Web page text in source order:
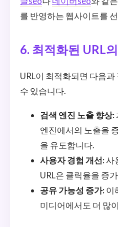
를 반영하는 웹사이트를
6. 최적화된 URL
URL이 최적화되면 다음
수 있습니다.
검색 엔진 노출 향상:
엔진에서의 노출을
을 유도합니다.
사용자 경험 개선:사
URL은 클릭율을 증
공유 가능성 증가: 이
미디어에서도 더 많